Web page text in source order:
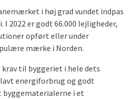
i høj grad vundet indpas
I 2022 er godt 66.000 lejligheder,
opført eller under
mærke i Norden.
til byggeriet i hele dets
energiforbrug og godt
byggematerialerne i et